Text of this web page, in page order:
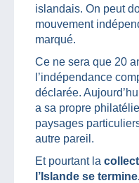
islandais. On peut
mouvement
marqué.
Ce ne sera que 20
l’indépendance
déclarée.
a sa propre
paysages
autre pareil.
Et pourtant la
l’Islande se